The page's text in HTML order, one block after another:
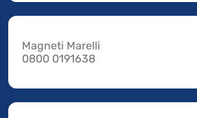
Magneti Marelli
0800 0191638